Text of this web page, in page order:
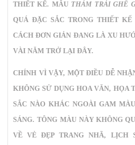
THIẾT KẾ. MẪU THẢM TRẢI GHẾ
QUÁ ĐẶC SẮC TRONG THIẾT
CÁCH ĐƠN GIẢN ĐANG LÀ XU
VÀI NĂM TRỞ LẠI ĐÂY.
CHÍNH VÌ VẬY, MỘT ĐIỀU DỄ
KHÔNG SỬ DỤNG HOA VĂN, HỌA
SẮC NÀO KHÁC NGOÀI GAM
SÁNG. TÔNG MÀU NÀY KHÔNG
VỀ VẺ ĐẸP TRANG NHÃ, LỊCH